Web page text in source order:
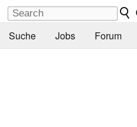
Suche Jobs Forum